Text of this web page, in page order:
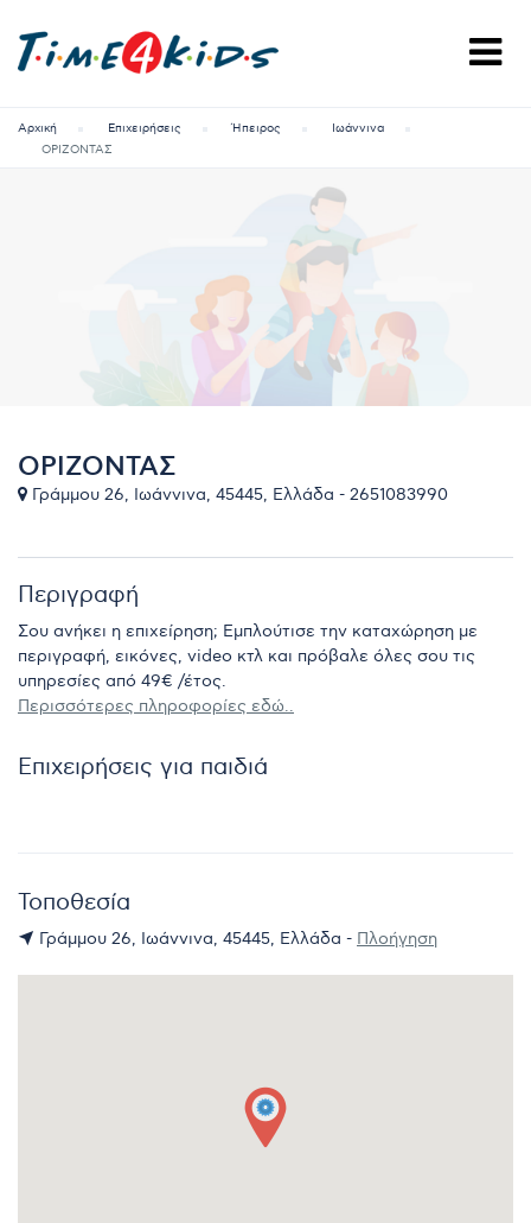
Αρχική Επιχειρήσεις Ήπειρος
Ιωάννινα
ΟΡΙΖΟΝΤΑΣ
ΟΡΙΖΟΝΤΑΣ
Γράμμου 26, Ιωάννινα, 45445, Ελλάδα - 2651083990
Περιγραφή
Σου ανήκει η επιχείρηση; Εμπλούτισε την καταχώρηση με
περιγραφή, εικόνες, video κτλ και πρόβαλε όλες σου τις
υπηρεσίες από 49€ /έτος.
Περισσότερες πληροφορίες εδώ..
Επιχειρήσεις για παιδιά
Τοποθεσία
Γράμμου 26, Ιωάννινα, 45445, Ελλάδα - Πλοήγηση